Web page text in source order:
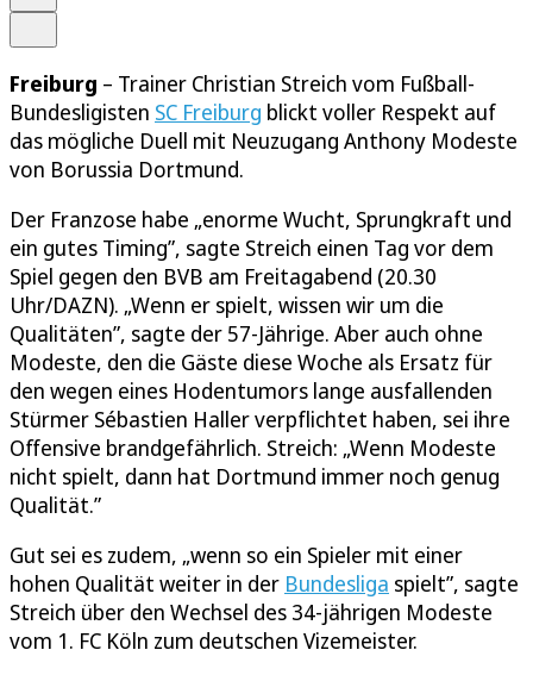
Freiburg – Trainer Christian Streich vom Fußball-
Bundesligisten SC Freiburg blickt voller Respekt auf
das mögliche Duell mit Neuzugang Anthony Modeste
von Borussia Dortmund.
Der Franzose habe „enorme Wucht, Sprungkraft und
ein gutes Timing”, sagte Streich einen Tag vor dem
Spiel gegen den BVB am Freitagabend (20.30
Uhr/DAZN). „Wenn er spielt, wissen wir um die
Qualitäten”, sagte der 57-Jährige. Aber auch ohne
Modeste, den die Gäste diese Woche als Ersatz für
den wegen eines Hodentumors lange ausfallenden
Stürmer Sébastien Haller verpflichtet haben, sei ihre
Offensive brandgefährlich. Streich: „Wenn Modeste
nicht spielt, dann hat Dortmund immer noch genug
Qualität.”
Gut sei es zudem, „wenn so ein Spieler mit einer
hohen Qualität weiter in der Bundesliga spielt”, sagte
Streich über den Wechsel des 34-jährigen Modeste
vom 1. FC Köln zum deutschen Vizemeister.